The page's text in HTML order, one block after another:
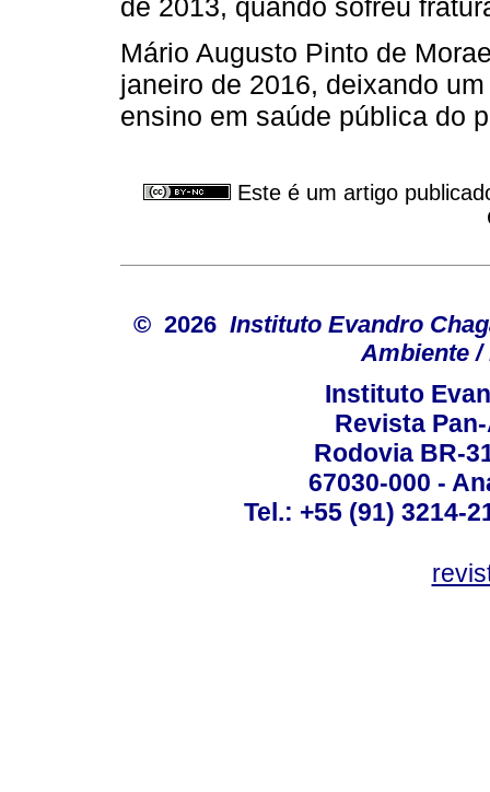
de 2013, quando sofreu
Mário Augusto Pinto de
janeiro de 2016, deixando
ensino em saúde pública do
Este é um artigo
© 2026 Instituto Evandro
Ambiente /
Instituto
Revista
Rodovia BR-
67030-000 -
Tel.: +55 (91) 3214-